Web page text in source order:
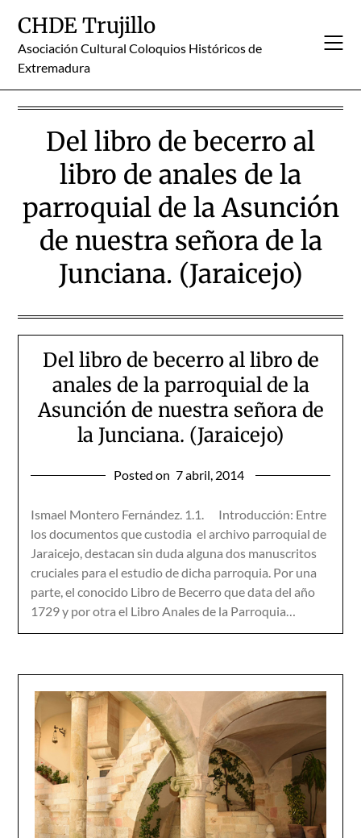
content
CHDE Trujillo
Asociación Cultural Coloquios Históricos de
Extremadura
Del libro de becerro al
libro de anales de la
parroquial de la Asunción
de nuestra señora de la
Junciana. (Jaraicejo)
Del libro de becerro al libro de
anales de la parroquial de la
Asunción de nuestra señora de
la Junciana. (Jaraicejo)
Posted on 7 abril, 2014
Ismael Montero Fernández. 1.1. Introducción: Entre
los documentos que custodia el archivo parroquial de
Jaraicejo, destacan sin duda alguna dos manuscritos
cruciales para el estudio de dicha parroquia. Por una
parte, el conocido Libro de Becerro que data del año
1729 y por otra el Libro Anales de la Parroquia…